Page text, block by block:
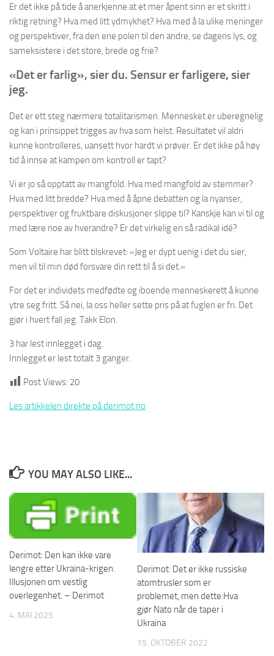
Er det ikke på tide å anerkjenne at et mer åpent sinn er et skritt i
riktig retning? Hva med litt ydmykhet? Hva med å la ulike meninger
og perspektiver, fra den ene polen til den andre, se dagens lys, og
sameksistere i det store, brede og frie?
«Det er farlig», sier du. Sensur er farligere, sier
jeg.
Det er ett steg nærmere totalitarismen. Mennesket er uberegnelig
og kan i prinsippet trigges av hva som helst. Resultatet vil aldri
kunne kontrolleres, uansett hvor hardt vi prøver. Er det ikke på høy
tid å innse at kampen om kontroll er tapt?
Vi er jo så opptatt av mangfold. Hva med mangfold av stemmer?
Hva med litt bredde? Hva med å åpne debatten og la nyanser,
perspektiver og fruktbare diskusjoner slippe til? Kanskje kan vi til og
med lære noe av hverandre? Er det virkelig en så radikal idé?
Som Voltaire har blitt tilskrevet: «Jeg er dypt uenig i det du sier,
men vil til min død forsvare din rett til å si det.»
For det er individets medfødte og iboende menneskerett å kunne
ytre seg fritt. Så nei, la oss heller sette pris på at fuglen er fri. Det
gjør i hvert fall jeg. Takk Elon.
3 har lest innlegget i dag.
Innlegget er lest totalt 3 ganger.
Post Views: 20
Les artikkelen direkte på derimot.no
YOU MAY ALSO LIKE...
Derimot: Den kan ikke vare
lengre etter Ukraina-krigen.
Illusjonen om vestlig
overlegenhet. – Derimot
4. MAI 2025
Derimot: Det er ikke russiske
atomtrusler som er
problemet, men dette:Hva
gjør Nato når de taper i
Ukraina
15. OKTOBER 2022